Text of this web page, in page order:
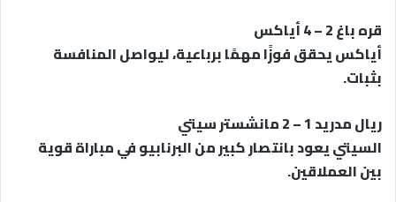
قره باغ 2 – 4 أياكس
أياكس يحقق فوزًا مهمًا برباعية، ليواصل المنافسة
بثبات.
ريال مدريد 1 – 2 مانشستر سيتي
السيتي يعود بانتصار كبير من البرنابيو في مباراة قوية
بين العملاقين.